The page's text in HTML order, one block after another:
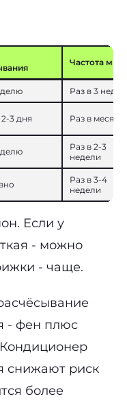
Частота
Раз в 3
3 дня Раз в месяц
Раз в 2-3
недели
Раз в 3-4
недели
Если у
- можно
- чаще.
- фен плюс
снижают риск
более